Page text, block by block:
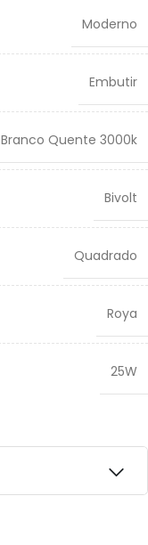
Moderno
Embutir
Branco Quente 3000k
Bivolt
Quadrado
Roya
25W